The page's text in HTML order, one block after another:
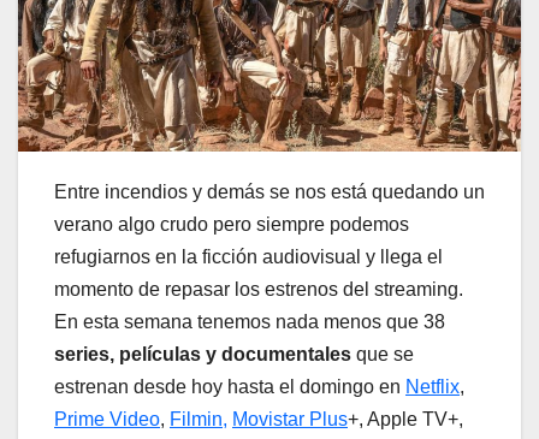
Entre incendios y demás se nos está quedando un
verano algo crudo pero siempre podemos
refugiarnos en la ficción audiovisual y llega el
momento de repasar los estrenos del streaming.
En esta semana tenemos nada menos que 38
series, películas y documentales que se
estrenan desde hoy hasta el domingo en Netflix,
Prime Video, Filmin, Movistar Plus+, Apple TV+,